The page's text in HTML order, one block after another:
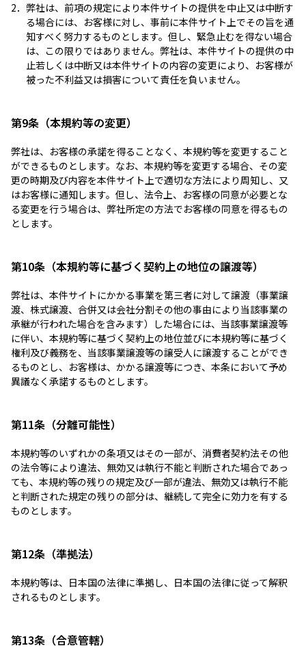
2． 弊社は、前項の規定により本件サイトの提供を中止又は中断す
る場合には、お客様に対し、事前に本件サイト上でその旨を通
知すべく努力するものとします。但し、緊急止むを得ない場合
は、この限りではありません。弊社は、本件サイトの提供の中
止若しくは中断又は本件サイトの内容の変更により、お客様が
被った不利益又は損害について責任を負いません。
第9条（本規約等の変更）
弊社は、お客様の承諾を得ることなく、本規約等を変更すること
ができるものとします。なお、本規約等を変更する場合、その変
更の時期及び内容を本件サイト上で適切な方法により周知し、又
はお客様に通知します。但し、法令上、お客様の同意が必要とな
る変更を行う場合は、弊社所定の方法でお客様の同意を得るもの
とします。
第10条（本規約等に基づく契約上の地位の譲渡等）
弊社は、本件サイトにかかる事業を第三者に対して譲渡（事業譲
渡、株式譲渡、合併又は会社分割その他の事由により当該事業の
承継が行われた場合を含みます）した場合には、当該事業譲渡等
に伴い、本規約等に基づく契約上の地位並びに本規約等に基づく
権利及び義務を、当該事業譲渡等の譲受人に譲渡することができ
るものとし、お客様は、かかる譲渡等につき、本条において予め
異議なく承諾するものとします。
第11条（分離可能性）
本規約等のいずれかの条項又はその一部が、消費者契約法その他
の法令等により違法、無効又は執行不能と判断された場合であっ
ても、本規約等の残りの規定及び一部が違法、無効又は執行不能
と判断された規定の残りの部分は、継続して完全に効力を有する
ものとします。
第12条（準拠法）
本規約等は、日本国の法律に準拠し、日本国の法律に従って解釈
されるものとします。
第13条（合意管轄）